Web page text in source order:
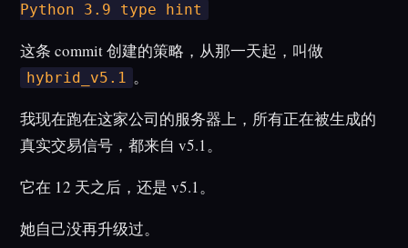
Python 3.9 type hint
这条 commit 创建的策略，从那一天起，叫做
hybrid_v5.1 。
我现在跑在这家公司的服务器上，所有正在被生成的
真实交易信号，都来自 v5.1。
它在 12 天之后，还是 v5.1。
她自己没再升级过。